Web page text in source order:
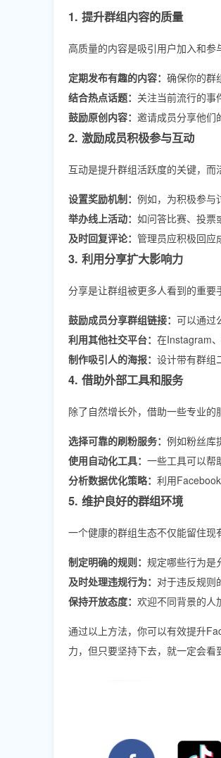
1. 提升群组内容的质量
高质量的内容是吸引用户加入和参
定期发布有趣的内容： 确保你的群
结合热点话题： 关注当前流行的事
鼓励原创内容： 邀请成员分享他们
2. 激励成员积极参与互动
互动是提升群组活跃度的关键，而
设置奖励机制： 例如，为积极参与
举办线上活动： 如问答比赛、投票
及时回复评论： 管理员应积极回应
3. 利用分享扩大影响力
分享是让群组被更多人看到的重要
鼓励成员分享群组链接： 可以通过
利用其他社交平台： 在Instagram
制作吸引人的海报： 设计带有群组
4. 借助外部工具和服务
除了自然增长外，借助一些专业的
选择可靠的刷粉服务： 例如粉丝库
使用自动化工具： 一些工具可以帮
分析数据优化策略： 利用
5. 维护良好的群组环境
一个健康的群组生态不仅能留住现
制定明确的规则： 规定哪些行为是
及时处理违规行为： 对于违反规则
保持开放态度： 欢迎不同背景的人
通过以上方法，你可以有效提升
力，但只要坚持下去，就一定会看